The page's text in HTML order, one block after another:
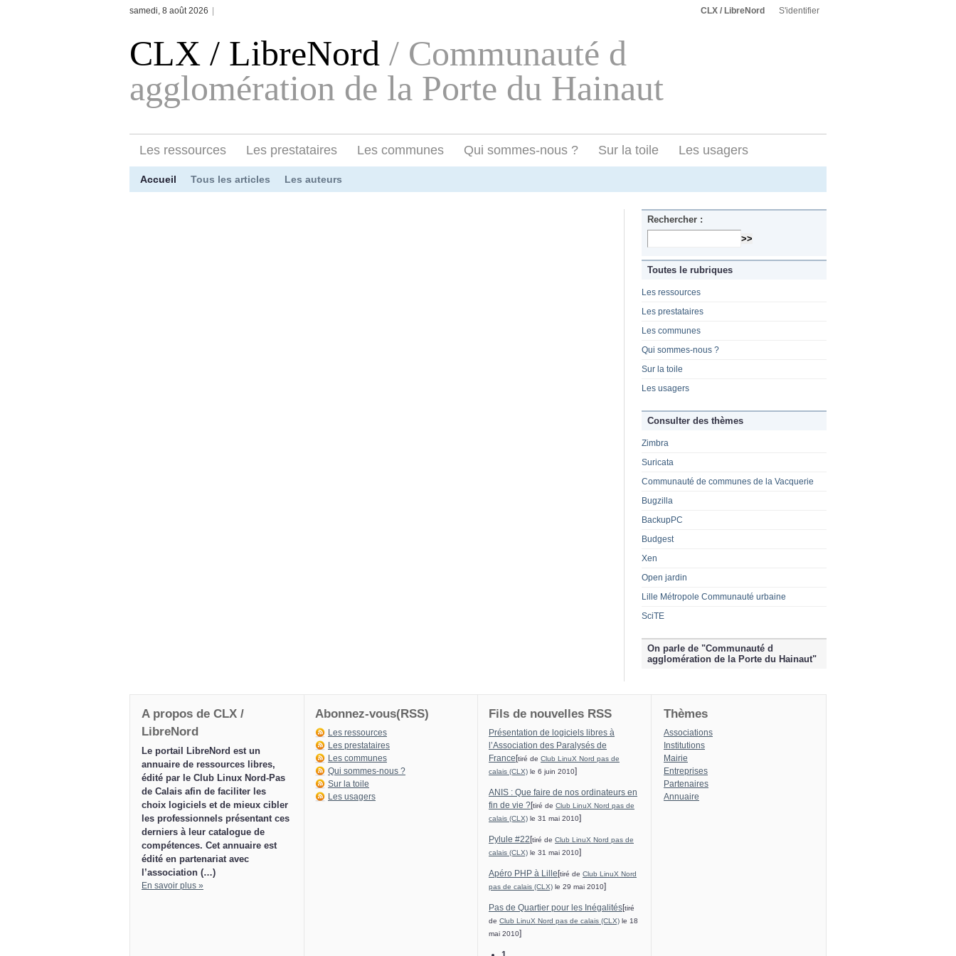
samedi, 8 août 2026 CLX / LibreNord S'identifier
CLX / LibreNord / Communauté d
agglomération de la Porte du Hainaut
Les ressources Les prestataires Les communes Qui sommes-nous ? Sur la toile Les usagers
Accueil Tous les articles Les auteurs
Rechercher :
Toutes le rubriques
Les ressources
Les prestataires
Les communes
Qui sommes-nous ?
Sur la toile
Les usagers
Consulter des thèmes
Zimbra
Suricata
Communauté de communes de la Vacquerie
Bugzilla
BackupPC
Budgest
Xen
Open jardin
Lille Métropole Communauté urbaine
SciTE
On parle de "Communauté d
agglomération de la Porte du Hainaut"
A propos de CLX /
LibreNord
Le portail LibreNord est un
annuaire de ressources libres,
édité par le Club Linux Nord-Pas
de Calais afin de faciliter les
choix logiciels et de mieux cibler
les professionnels présentant ces
derniers à leur catalogue de
compétences. Cet annuaire est
édité en partenariat avec
l’association (…)
En savoir plus »
Abonnez-vous(RSS)
Les ressources
Les prestataires
Les communes
Qui sommes-nous ?
Sur la toile
Les usagers
Fils de nouvelles RSS
Présentation de logiciels libres à
l’Association des Paralysés de
France [tiré de Club LinuX Nord pas de
calais (CLX) le 6 juin 2010]
ANIS : Que faire de nos ordinateurs en
fin de vie ?[tiré de Club LinuX Nord pas de
calais (CLX) le 31 mai 2010]
Pylule #22 [tiré de Club LinuX Nord pas de
calais (CLX) le 31 mai 2010]
Apéro PHP à Lille [tiré de Club LinuX Nord
pas de calais (CLX) le 29 mai 2010]
Pas de Quartier pour les Inégalités[tiré
de Club LinuX Nord pas de calais (CLX) le 18
mai 2010]
Thèmes
Associations
Institutions
Mairie
Entreprises
Partenaires
Annuaire